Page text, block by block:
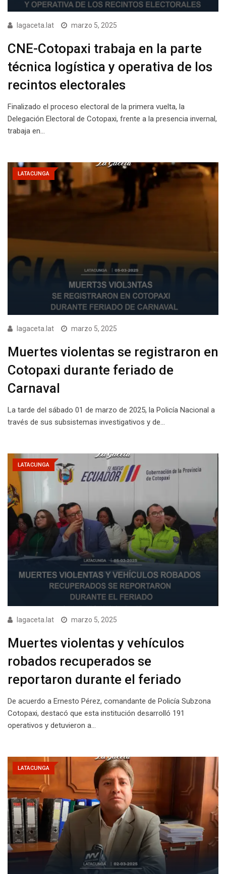
lagaceta.lat marzo 5, 2025
CNE-Cotopaxi trabaja en la parte
técnica logística y operativa de los
recintos electorales
Finalizado el proceso electoral de la primera vuelta, la
Delegación Electoral de Cotopaxi, frente a la presencia invernal,
trabaja en…
LATACUNGA
lagaceta.lat marzo 5, 2025
Muertes violentas se registraron en
Cotopaxi durante feriado de
Carnaval
La tarde del sábado 01 de marzo de 2025, la Policía Nacional a
través de sus subsistemas investigativos y de…
LATACUNGA
lagaceta.lat marzo 5, 2025
Muertes violentas y vehículos
robados recuperados se
reportaron durante el feriado
De acuerdo a Ernesto Pérez, comandante de Policía Subzona
Cotopaxi, destacó que esta institución desarrolló 191
operativos y detuvieron a…
LATACUNGA